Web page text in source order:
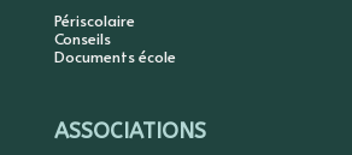
Périscolaire
Conseils
Documents école
ASSOCIATIONS